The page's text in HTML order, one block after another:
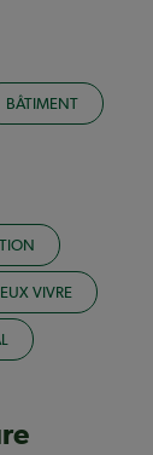
BÂTIMENT
VIVRE